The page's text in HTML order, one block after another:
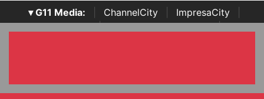
▾ G11 Media: ChannelCity ImpresaCity
SecurityOpenLab | Italian Channel Awards | Italian